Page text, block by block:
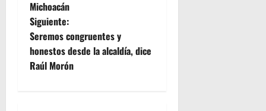
v
e
g
Michoacán
Siguiente:
Seremos congruentes y
honestos desde la alcaldía, dice
Raúl Morón